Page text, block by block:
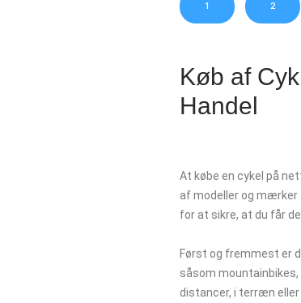
1 2
Køb af
Handel
At købe en cykel på
af modeller og mærker
for at sikre, at du får
Først og fremmest er
såsom mountainbikes,
distancer, i terræn